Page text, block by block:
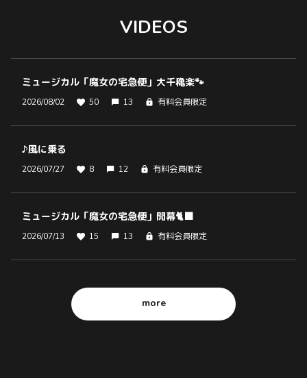
VIDEOS
ミュージカル「魔女の宅急便」大千穐楽🐾
2026/08/02 50 13 有料会員限定
♪風に乗る
2026/07/27 8 12 有料会員限定
ミュージカル「魔女の宅急便」開幕🐈‍⬛
2026/07/13 15 13 有料会員限定
more